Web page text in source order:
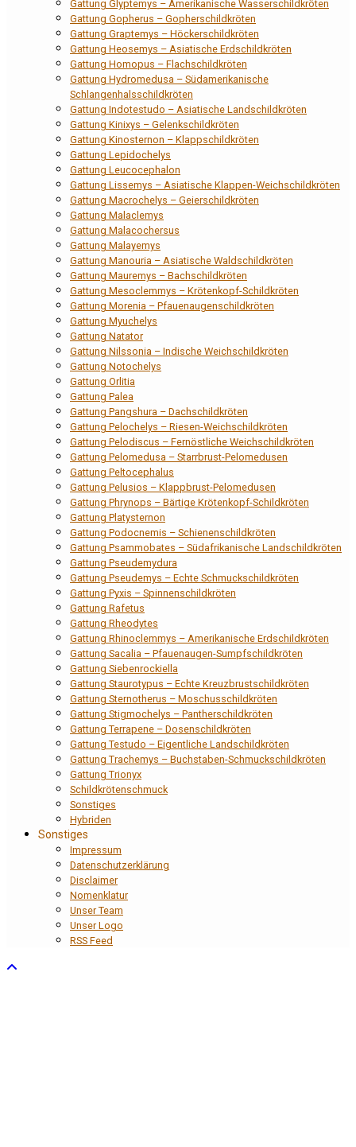
Gattung Glyptemys – Amerikanische Wasserschildkröten
Gattung Gopherus – Gopherschildkröten
Gattung Graptemys – Höckerschildkröten
Gattung Heosemys – Asiatische Erdschildkröten
Gattung Homopus – Flachschildkröten
Gattung Hydromedusa – Südamerikanische
Schlangenhalsschildkröten
Gattung Indotestudo – Asiatische Landschildkröten
Gattung Kinixys – Gelenkschildkröten
Gattung Kinosternon – Klappschildkröten
Gattung Lepidochelys
Gattung Leucocephalon
Gattung Lissemys – Asiatische Klappen-Weichschildkröten
Gattung Macrochelys – Geierschildkröten
Gattung Malaclemys
Gattung Malacochersus
Gattung Malayemys
Gattung Manouria – Asiatische Waldschildkröten
Gattung Mauremys – Bachschildkröten
Gattung Mesoclemmys – Krötenkopf-Schildkröten
Gattung Morenia – Pfauenaugenschildkröten
Gattung Myuchelys
Gattung Natator
Gattung Nilssonia – Indische Weichschildkröten
Gattung Notochelys
Gattung Orlitia
Gattung Palea
Gattung Pangshura – Dachschildkröten
Gattung Pelochelys – Riesen-Weichschildkröten
Gattung Pelodiscus – Fernöstliche Weichschildkröten
Gattung Pelomedusa – Starrbrust-Pelomedusen
Gattung Peltocephalus
Gattung Pelusios – Klappbrust-Pelomedusen
Gattung Phrynops – Bärtige Krötenkopf-Schildkröten
Gattung Platysternon
Gattung Podocnemis – Schienenschildkröten
Gattung Psammobates – Südafrikanische Landschildkröten
Gattung Pseudemydura
Gattung Pseudemys – Echte Schmuckschildkröten
Gattung Pyxis – Spinnenschildkröten
Gattung Rafetus
Gattung Rheodytes
Gattung Rhinoclemmys – Amerikanische Erdschildkröten
Gattung Sacalia – Pfauenaugen-Sumpfschildkröten
Gattung Siebenrockiella
Gattung Staurotypus – Echte Kreuzbrustschildkröten
Gattung Sternotherus – Moschusschildkröten
Gattung Stigmochelys – Pantherschildkröten
Gattung Terrapene – Dosenschildkröten
Gattung Testudo – Eigentliche Landschildkröten
Gattung Trachemys – Buchstaben-Schmuckschildkröten
Gattung Trionyx
Schildkrötenschmuck
Sonstiges
Hybriden
Sonstiges
Impressum
Datenschutzerklärung
Disclaimer
Nomenklatur
Unser Team
Unser Logo
RSS Feed